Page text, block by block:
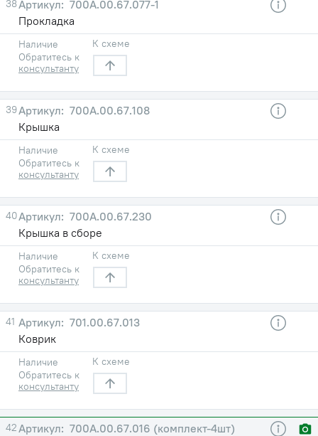
38
700А.00.67.077-1
Прокладка
Наличие
Обратитесь к
консультанту
К схеме
39
700А.00.67.108
Крышка
Наличие
Обратитесь к
консультанту
К схеме
40
700А.00.67.230
Крышка в сборе
Наличие
Обратитесь к
консультанту
К схеме
41
701.00.67.013
Коврик
Наличие
Обратитесь к
консультанту
К схеме
42
700А.00.67.016 (комплект-4шт)